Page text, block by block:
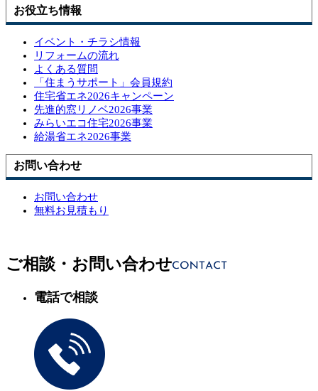
お役立ち情報
イベント・チラシ情報
リフォームの流れ
よくある質問
「住まうサポート」会員規約
住宅省エネ2026キャンペーン
先進的窓リノベ2026事業
みらいエコ住宅2026事業
給湯省エネ2026事業
お問い合わせ
お問い合わせ
無料お見積もり
ご相談・お問い合わせ
電話で相談